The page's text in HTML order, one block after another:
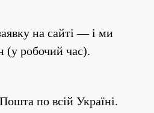
на сайті — і ми
(у робочий час).
по всій Україні.